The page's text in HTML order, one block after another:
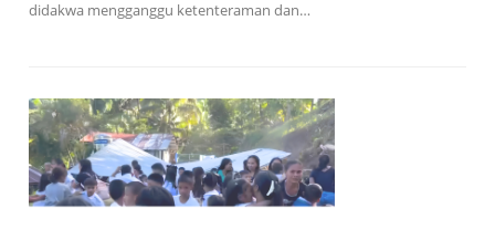
didakwa mengganggu ketenteraman dan…